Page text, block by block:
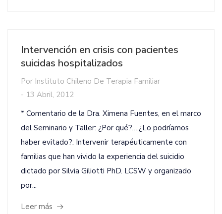
Intervención en crisis con pacientes
suicidas hospitalizados
Por Instituto Chileno De Terapia Familiar
- 13 Abril, 2012
* Comentario de la Dra. Ximena Fuentes, en el marco
del Seminario y Taller: ¿Por qué?….¿Lo podríamos
haber evitado?: Intervenir terapéuticamente con
familias que han vivido la experiencia del suicidio
dictado por Silvia Giliotti PhD. LCSW y organizado
por...
Leer más